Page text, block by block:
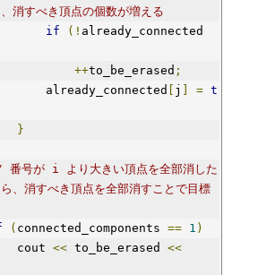
消すべき頂点の個数が増える
if
(! already_connected
++to_be_erased ;
                already_connected
j = t
}
号が i より大きい頂点を全部消した
、消すべき頂点を全部消すことで目標
( connected_components == 1 )
            cout
<< to_be_erased <<